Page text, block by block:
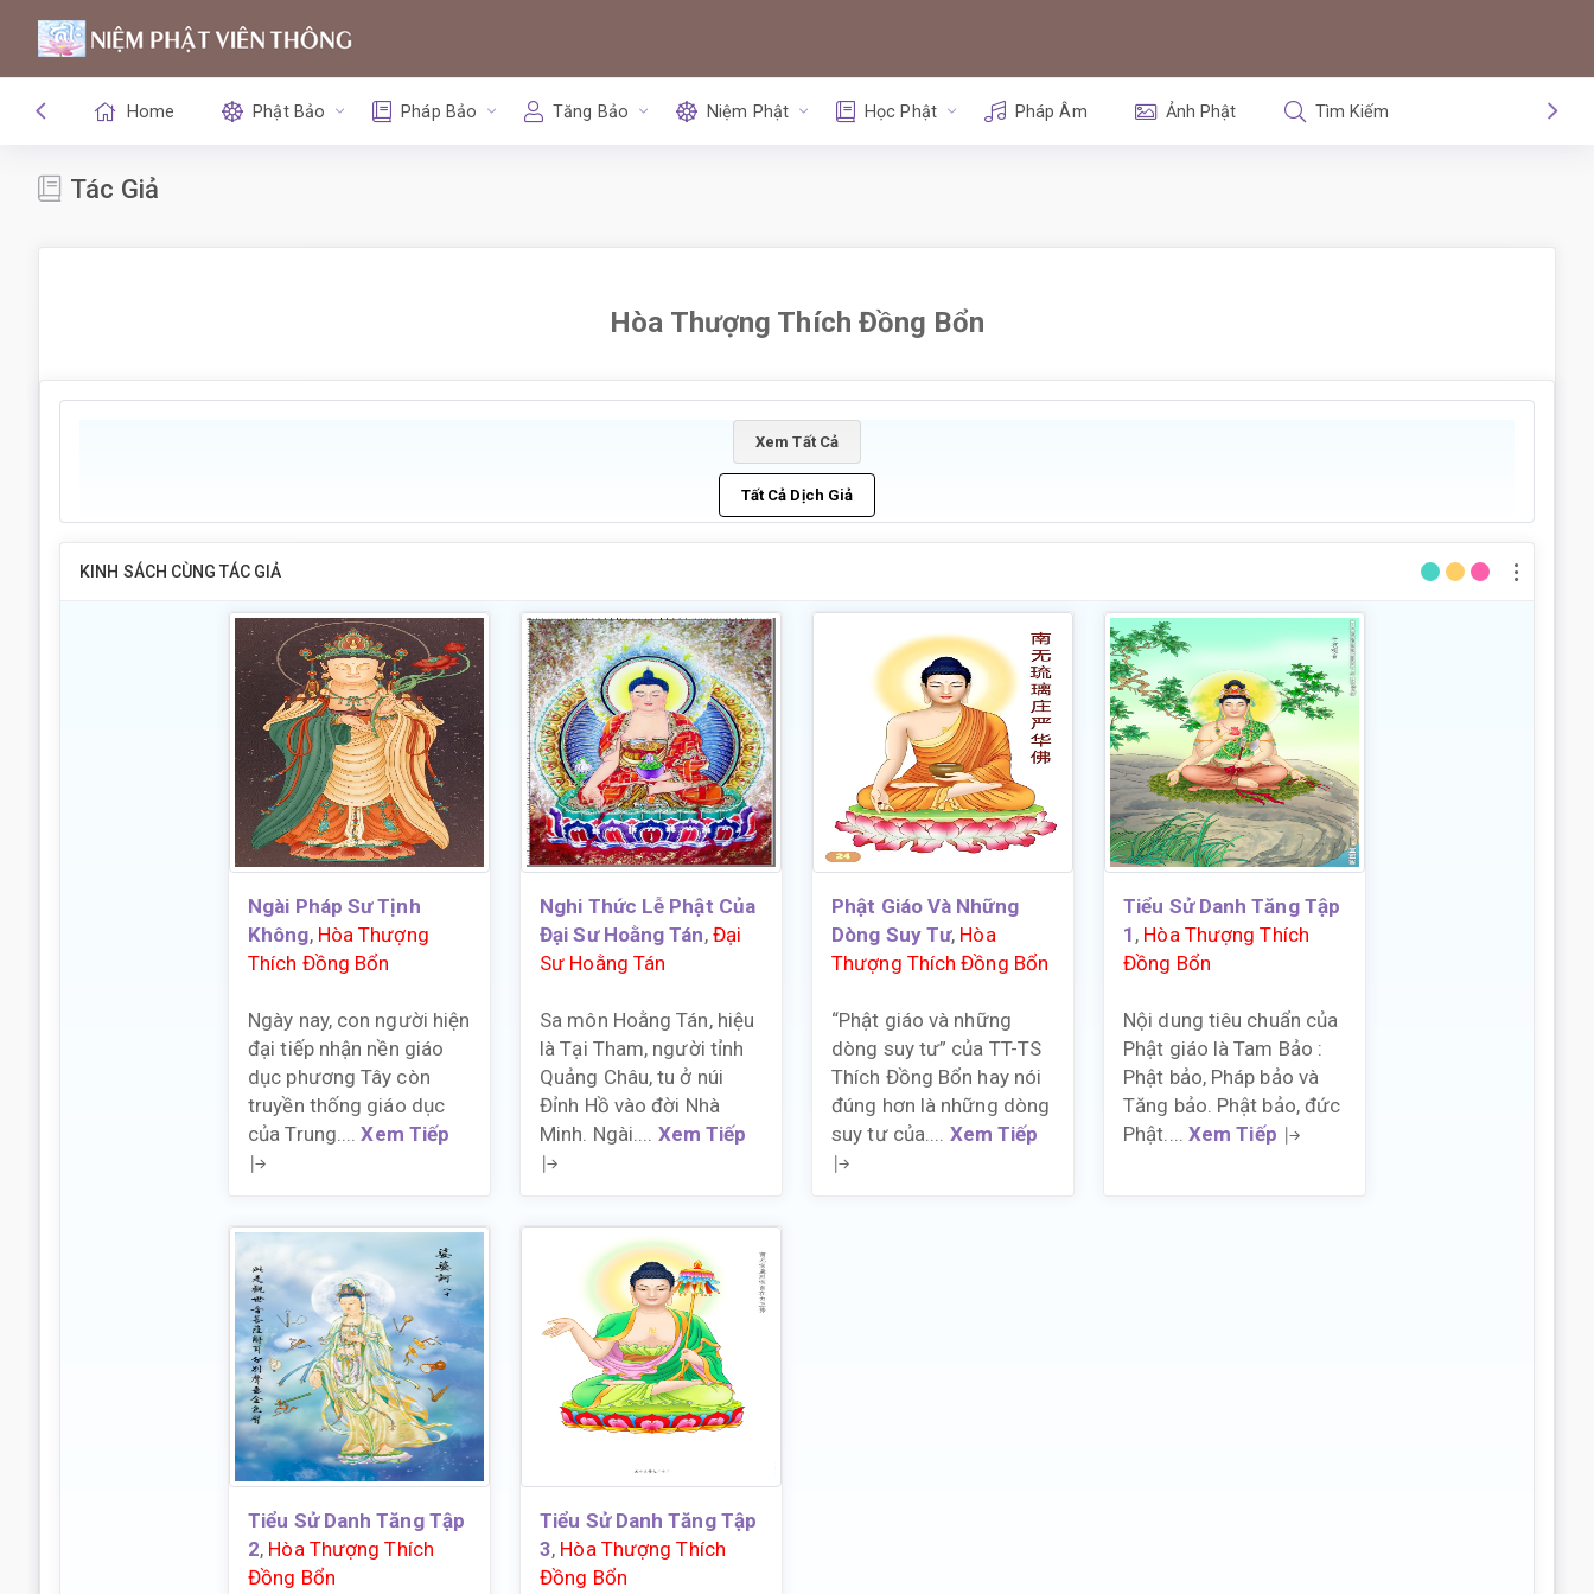
Home Phật Bảo Pháp Bảo Tăng Bảo Niệm Phật Học Phật Pháp Âm Ảnh Phật Tìm Kiếm
Tác Giả
Hòa Thượng Thích Đồng Bổn
Xem Tất Cả
Tất Cả Dịch Giả
KINH SÁCH CÙNG TÁC GIẢ
Ngài Pháp Sư Tịnh
Không, Hòa Thượng
Thích Đồng Bổn
Ngày nay, con người hiện
đại tiếp nhận nền giáo
dục phương Tây còn
truyền thống giáo dục
của Trung....Xem Tiếp
Nghi Thức Lễ Phật Của
Đại Sư Hoằng Tán, Đại
Sư Hoằng Tán
Sa môn Hoằng Tán, hiệu
là Tại Tham, người tỉnh
Quảng Châu, tu ở núi
Đỉnh Hồ vào đời Nhà
Minh. Ngài.... Xem Tiếp
Phật Giáo Và Những
Dòng Suy Tư, Hòa
Thượng Thích Đồng Bổn
“Phật giáo và những
dòng suy tư” của TT-TS
Thích Đồng Bổn hay nói
đúng hơn là những dòng
suy tư của.... Xem Tiếp
Tiểu Sử Danh Tăng Tập
1 , Hòa Thượng Thích
Đồng Bổn
Nội dung tiêu chuẩn của
Phật giáo là Tam Bảo :
Phật bảo, Pháp bảo và
Tăng bảo. Phật bảo, đức
Phật.... Xem Tiếp
Tiểu Sử Danh Tăng Tập
2, Hòa Thượng Thích
Đồng Bổn
Tiểu Sử Danh Tăng Tập
3, Hòa Thượng Thích
Đồng Bổn